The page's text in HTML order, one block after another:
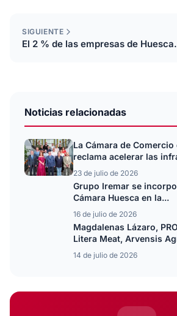
SIGUIENTE
El 2 % de las empresas de
Noticias relacionadas
La Cámara de Comercio
reclama acelerar las
23 de julio de 2026
Grupo Iremar se
Cámara Huesca en la...
16 de julio de 2026
Magdalenas Lázaro,
Litera Meat, Arvensis
14 de julio de 2026